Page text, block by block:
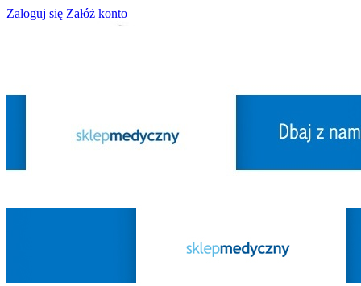
Zaloguj się Załóż konto